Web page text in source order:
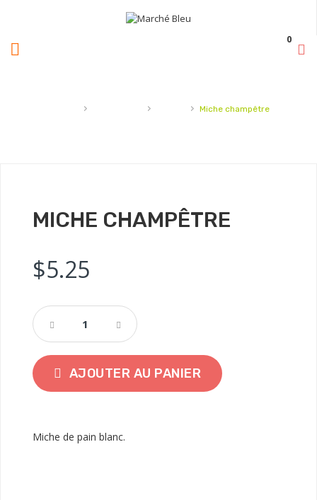
0
› › › Miche champêtre
MICHE CHAMPÊTRE
$5.25
AJOUTER AU PANIER
Miche de pain blanc.